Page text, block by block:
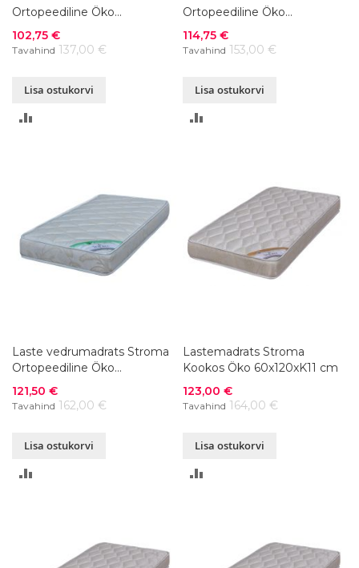
Ortopeediline Öko
60x120xK15 cm
Soodushind
102,75 €
Tavahind 137,00 €
Lisa ostukorvi
Ortopeediline Öko
70x140xK15 cm
Soodushind
114,75 €
Tavahind 153,00 €
Lisa ostukorvi
Laste vedrumadrats Stroma
Ortopeediline Öko
70x155xK15 cm
Soodushind
121,50 €
Tavahind 162,00 €
Lisa ostukorvi
Lastemadrats Stroma
Kookos Öko 60x120xK11 cm
Soodushind
123,00 €
Tavahind 164,00 €
Lisa ostukorvi